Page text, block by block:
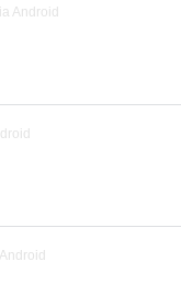
Android